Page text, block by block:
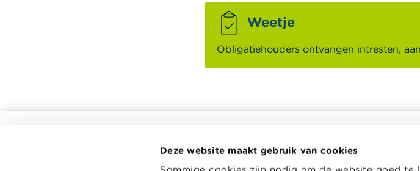
Deze website maakt gebruik van cookies
Weetje
Obligatiehouders ontvangen intresten,
Budget, betalen, lenen en verzekeren
Wikifin.be helpt je bij financiële